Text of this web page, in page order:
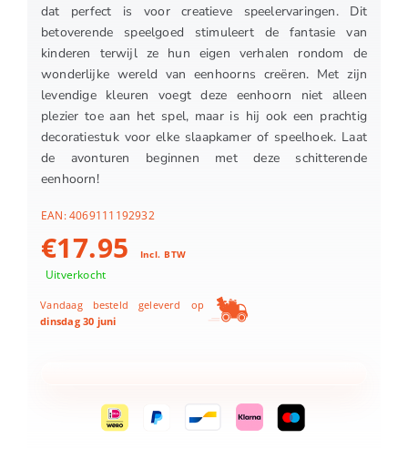
dat perfect is voor creatieve speelervaringen. Dit
betoverende speelgoed stimuleert de fantasie van
kinderen terwijl ze hun eigen verhalen rondom de
wonderlijke wereld van eenhoorns creëren. Met zijn
levendige kleuren voegt deze eenhoorn niet alleen
plezier toe aan het spel, maar is hij ook een prachtig
decoratiestuk voor elke slaapkamer of speelhoek. Laat
de avonturen beginnen met deze schitterende
eenhoorn!
EAN:4069111192932
€17.95 Incl. BTW
Uitverkocht
Vandaag besteld geleverd op
dinsdag 30 juni